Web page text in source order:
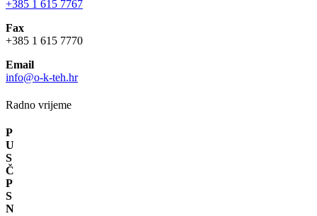
+385 1 615 7767
Fax
+385 1 615 7770
Email
info@o-k-teh.hr
Radno vrijeme
P
U
S
Č
P
S
N